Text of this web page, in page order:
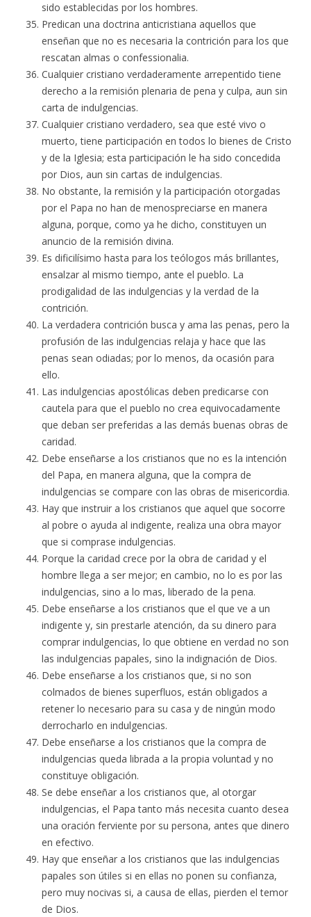
sido establecidas por los hombres.
Predican una doctrina anticristiana aquellos que
enseñan que no es necesaria la contrición para los que
rescatan almas o confessionalia.
Cualquier cristiano verdaderamente arrepentido tiene
derecho a la remisión plenaria de pena y culpa, aun sin
carta de indulgencias.
Cualquier cristiano verdadero, sea que esté vivo o
muerto, tiene participación en todos lo bienes de Cristo
y de la Iglesia; esta participación le ha sido concedida
por Dios, aun sin cartas de indulgencias.
No obstante, la remisión y la participación otorgadas
por el Papa no han de menospreciarse en manera
alguna, porque, como ya he dicho, constituyen un
anuncio de la remisión divina.
Es dificilísimo hasta para los teólogos más brillantes,
ensalzar al mismo tiempo, ante el pueblo. La
prodigalidad de las indulgencias y la verdad de la
contrición.
La verdadera contrición busca y ama las penas, pero la
profusión de las indulgencias relaja y hace que las
penas sean odiadas; por lo menos, da ocasión para
ello.
Las indulgencias apostólicas deben predicarse con
cautela para que el pueblo no crea equivocadamente
que deban ser preferidas a las demás buenas obras de
caridad.
Debe enseñarse a los cristianos que no es la intención
del Papa, en manera alguna, que la compra de
indulgencias se compare con las obras de misericordia.
Hay que instruir a los cristianos que aquel que socorre
al pobre o ayuda al indigente, realiza una obra mayor
que si comprase indulgencias.
Porque la caridad crece por la obra de caridad y el
hombre llega a ser mejor; en cambio, no lo es por las
indulgencias, sino a lo mas, liberado de la pena.
Debe enseñarse a los cristianos que el que ve a un
indigente y, sin prestarle atención, da su dinero para
comprar indulgencias, lo que obtiene en verdad no son
las indulgencias papales, sino la indignación de Dios.
Debe enseñarse a los cristianos que, si no son
colmados de bienes superfluos, están obligados a
retener lo necesario para su casa y de ningún modo
derrocharlo en indulgencias.
Debe enseñarse a los cristianos que la compra de
indulgencias queda librada a la propia voluntad y no
constituye obligación.
Se debe enseñar a los cristianos que, al otorgar
indulgencias, el Papa tanto más necesita cuanto desea
una oración ferviente por su persona, antes que dinero
en efectivo.
Hay que enseñar a los cristianos que las indulgencias
papales son útiles si en ellas no ponen su confianza,
pero muy nocivas si, a causa de ellas, pierden el temor
de Dios.